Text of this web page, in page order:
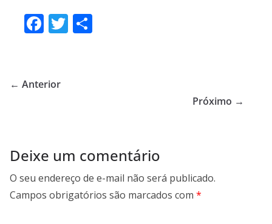
F
b
T
← Anterior
Próximo →
Deixe um comentário
O seu endereço de e-mail não será publicado.
Campos obrigatórios são marcados com *